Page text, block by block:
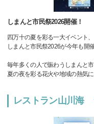
しまんと市民祭2026開催！
四万十の夏を彩る一大イベント、
しまんと市民祭2026が今年も開
毎年多くの人で賑わうしまんと市
夏の夜を彩る花火や地域の熱気
レストラン山川海